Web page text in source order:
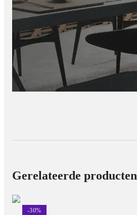
Gerelateerde producten
-30%